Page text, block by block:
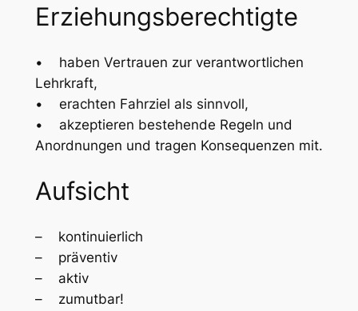
Erziehungsberechtigte
• haben Vertrauen zur verantwortlichen
Lehrkraft,
• erachten Fahrziel als sinnvoll,
• akzeptieren bestehende Regeln und
Anordnungen und tragen Konsequenzen mit.
Aufsicht
– kontinuierlich
– präventiv
– aktiv
– zumutbar!